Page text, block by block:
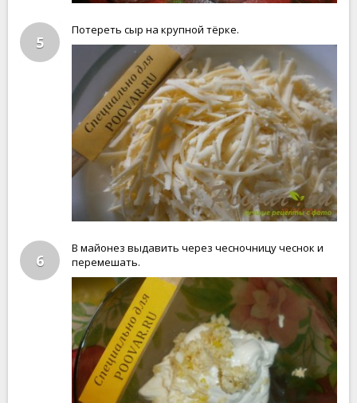
5
Потереть сыр на крупной тёрке.
6
В майонез выдавить через чесночницу чеснок и
перемешать.